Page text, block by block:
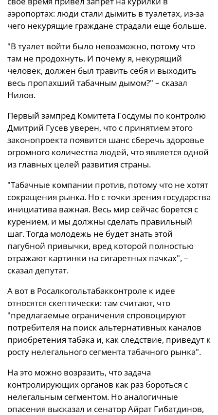
аэропортах: люди стали дымить в туалетах, из-за
чего некурящие граждане страдали еще больше.
"В туалет войти было невозможно, потому что
там не продохнуть. И почему я, некурящий
человек, должен был травить себя и выходить
весь пропахший табачным дымом?" – сказал
Нилов.
Первый зампред Комитета Госдумы по контролю
Дмитрий Гусев уверен, что с принятием этого
законопроекта появится шанс сберечь здоровье
огромного количества людей, что является одной
из главных целей развития страны.
"Табачные компании против, потому что не хотят
сокращения рынка. Но с точки зрения государства
инициатива важная. Весь мир сейчас борется с
курением, и мы должны сделать правильный
шаг. Тогда молодежь не будет знать этой
пагубной привычки, вред которой полностью
отражают картинки на сигаретных пачках", –
сказал депутат.
А вот в Росалкогольтабакконтроле к идее
относятся скептически: там считают, что
"предлагаемые ограничения спровоцируют
потребителя на поиск альтернативных каналов
приобретения табака и, как следствие, приведут к
росту нелегального сегмента табачного рынка".
На это можно возразить, что задача
контролирующих органов как раз бороться с
нелегальным сегментом. Но аналогичные
опасения высказал и сенатор Айрат Гибатдинов,